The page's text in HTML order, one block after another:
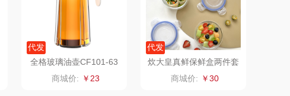
七匹狼 朱炳仁铜
瓷咖什
代发
全格玻璃油壶CF101-63
商城价: ￥23
代发
炊大皇真鲜保鲜盒两件套
BXH02ZX-2
商城价: ￥30